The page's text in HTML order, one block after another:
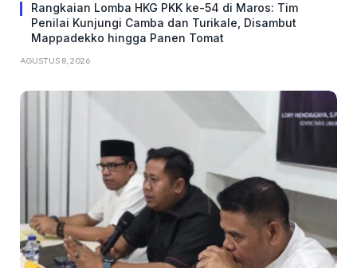
Rangkaian Lomba HKG PKK ke-54 di Maros: Tim
Penilai Kunjungi Camba dan Turikale, Disambut
Mappadekko hingga Panen Tomat
AGUSTUS 8, 2026